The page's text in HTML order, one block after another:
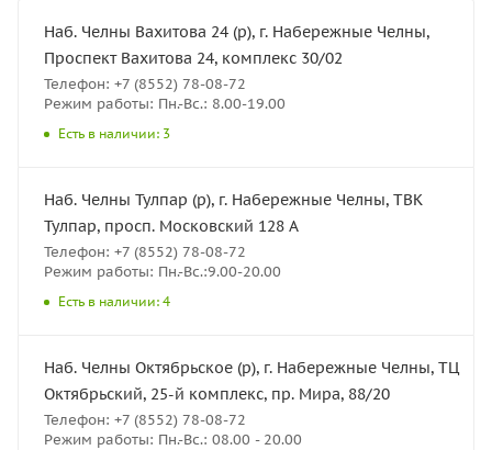
Наб. Челны Вахитова 24 (р), г. Набережные Челны,
Проспект Вахитова 24, комплекс 30/02
Телефон: +7 (8552) 78-08-72
Режим работы: Пн.-Вс.: 8.00-19.00
Есть в наличии: 3
Наб. Челны Тулпар (р), г. Набережные Челны, ТВК
Тулпар, просп. Московский 128 А
Телефон: +7 (8552) 78-08-72
Режим работы: Пн.-Вс.:9.00-20.00
Есть в наличии: 4
Наб. Челны Октябрьское (р), г. Набережные Челны, ТЦ
Октябрьский, 25-й комплекс, пр. Мира, 88/20
Телефон: +7 (8552) 78-08-72
Режим работы: Пн.-Вс.: 08.00 - 20.00